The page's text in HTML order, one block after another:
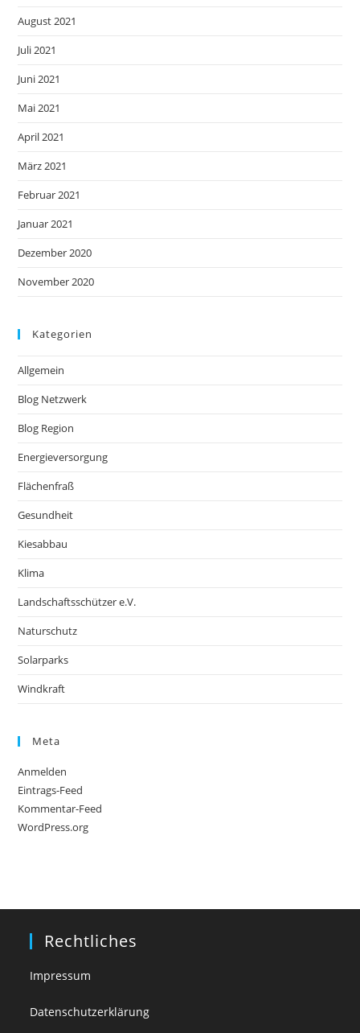
August 2021
Juli 2021
Juni 2021
Mai 2021
April 2021
März 2021
Februar 2021
Januar 2021
Dezember 2020
November 2020
Kategorien
Allgemein
Blog Netzwerk
Blog Region
Energieversorgung
Flächenfraß
Gesundheit
Kiesabbau
Klima
Landschaftsschützer e.V.
Naturschutz
Solarparks
Windkraft
Meta
Anmelden
Eintrags-Feed
Kommentar-Feed
WordPress.org
Rechtliches
Impressum
Datenschutzerklärung